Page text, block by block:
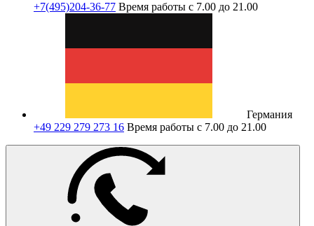
+7(495)204-36-77 Время работы с 7.00 до 21.00
Германия
+49 229 279 273 16 Время работы с 7.00 до 21.00